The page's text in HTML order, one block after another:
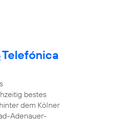
Telefónica
bestes
dem Kölner
Adenauer-